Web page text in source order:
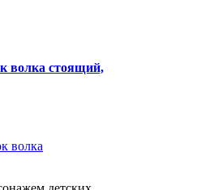
волка стоящий,